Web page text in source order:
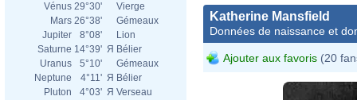
Vénus 29°30'
Vierge
Mars 26°38'
Gémeaux
Jupiter
8°08'
Lion
Saturne 14°39' Я Bélier
Uranus
5°10'
Gémeaux
Neptune
4°11' Я Bélier
Pluton
4°03' Я Verseau
Katherine Mansfield
Données de naissance et
Ajouter aux favoris (20